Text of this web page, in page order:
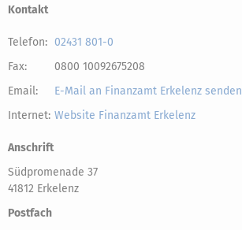
Kontakt
Telefon: 02431 801-0
Fax:
0800 10092675208
Email:
E-Mail an Finanzamt Erkelenz senden
Internet: Website Finanzamt Erkelenz
Anschrift
Südpromenade 37
41812 Erkelenz
Postfach